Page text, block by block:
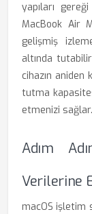
yapıları
MacBook Air
gelişmiş
altında
cihazın
tutma
etmenizi sağlar.
Adım
Verilerine
macOS işletim